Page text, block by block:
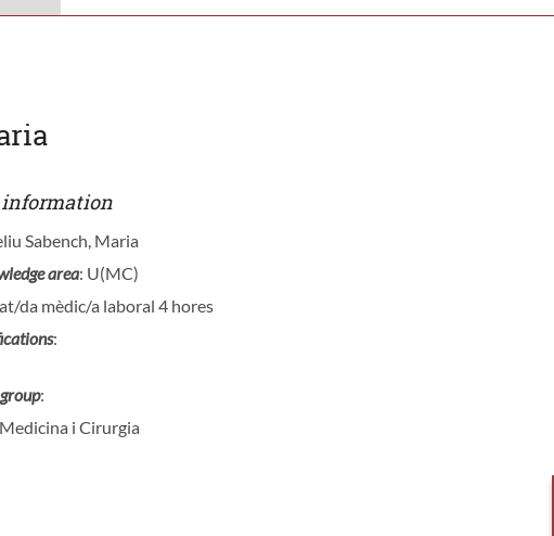
information
Sabench, Maria
area: U(MC)
da mèdic/a laboral 4 hores
:
:
i Cirurgia